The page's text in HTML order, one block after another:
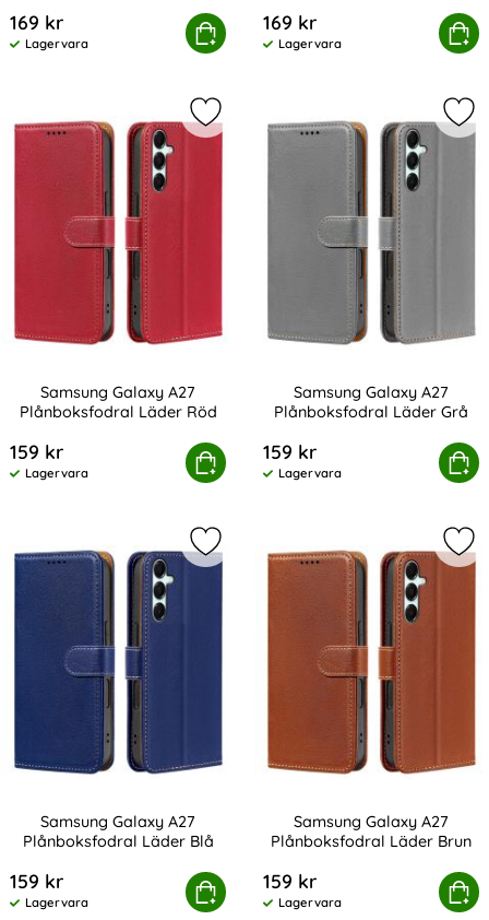
169 kr
Tillgänglighet:
Lagervara
Köp
Samsung Galaxy A27 Fodral Läder Brun
169 kr
Tillgänglighet:
Lagervara
Köp
Samsung Galaxy A27
Samsung Galaxy A27
Plånboksfodral Läder Röd
159 kr
Tillgänglighet:
Lagervara
Köp
Galaxy A27 Plånboksfodral Läder Röd
Markera samsung Galaxy A27
Samsung Galaxy A27
Plånboksfodral Läder Grå
159 kr
Tillgänglighet:
Lagervara
Köp
Samsung Galaxy A27
Samsung Galaxy A27
Plånboksfodral Läder Blå
159 kr
Tillgänglighet:
Lagervara
Köp
Samsung Galaxy A27 Plånboksfodral Läder Blå
Markera samsung Galaxy A27
Samsung Galaxy A27
Plånboksfodral Läder Brun
159 kr
Tillgänglighet:
Lagervara
Köp
Samsung Galaxy A27